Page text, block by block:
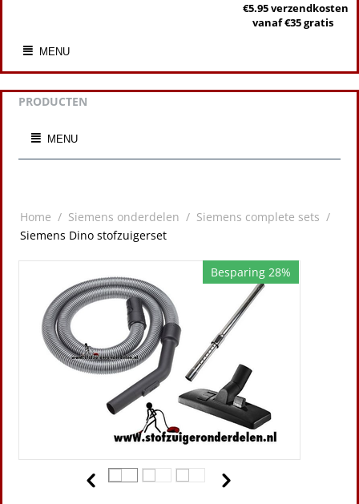
€5.95 verzendkosten
vanaf €35 gratis
MENU
PRODUCTEN
MENU
Home / Siemens onderdelen / Siemens complete sets /
Siemens Dino stofzuigerset
Besparing 28%